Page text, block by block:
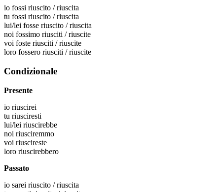
io fossi riuscito / riuscita
tu fossi riuscito / riuscita
lui/lei fosse riuscito / riuscita
noi fossimo riusciti / riuscite
voi foste riusciti / riuscite
loro fossero riusciti / riuscite
Condizionale
Presente
io riuscirei
tu riusciresti
lui/lei riuscirebbe
noi riusciremmo
voi riuscireste
loro riuscirebbero
Passato
io sarei riuscito / riuscita